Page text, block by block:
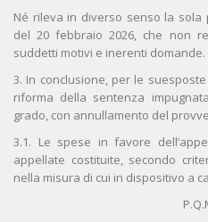
Né rileva in diverso senso la sola
del 20 febbraio 2026, che non
suddetti motivi e inerenti domande.
3. In conclusione, per le
riforma della sentenza
grado, con annullamento del
3.1. Le spese in favore
appellate costituite, secondo
nella misura di cui in dispositivo a